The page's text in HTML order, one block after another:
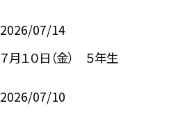
2026/07/14
７月１０日（金） ５年生
2026/07/10